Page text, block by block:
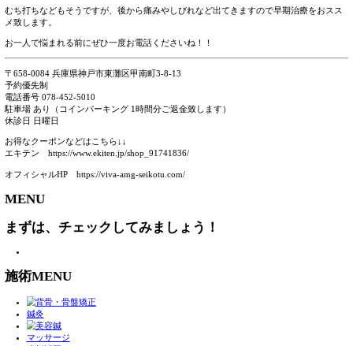
元気な身体を取り戻したい。
一度VIVA鍼灸整骨院にご相談ください。
転院手続きのご説明をさせていただきます。
また同時に併行して治療を行うこともできますので、わから
ださい。
当院は予約制になっていますので、待ち時間なくスムーズに
出る場合が
多くあります。
お一人で悩まれる前にぜひ一度お電話くださいね！！
〒658-0084 兵庫県神戸市東灘区甲南町3-8-13